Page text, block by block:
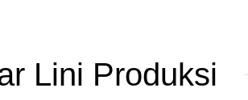
Lini Produksi